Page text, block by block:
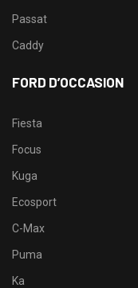
Passat
Caddy
FORD D’OCCASION
Fiesta
Focus
Kuga
Ecosport
C-Max
Puma
Ka